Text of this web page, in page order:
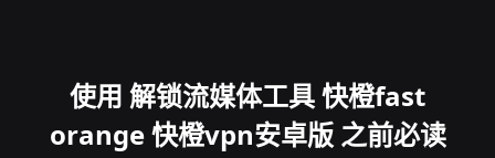
使用 解锁流媒体工具 快橙fast
orange 快橙vpn安卓版 之前必读